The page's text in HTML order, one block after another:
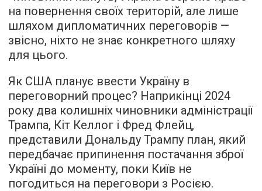
на повернення своїх територій, але лише
шляхом дипломатичних переговорів —
звісно, ніхто не знає конкретного шляху
для цього.
Як США планує ввести Україну в
переговорний процес? Наприкінці 2024
року два колишніх чиновники адміністрації
Трампа, Кіт Келлог і Фред Флейц,
представили Дональду Трампу план, який
передбачає припинення постачання зброї
Україні до моменту, поки Київ не
погодиться на переговори з Росією.